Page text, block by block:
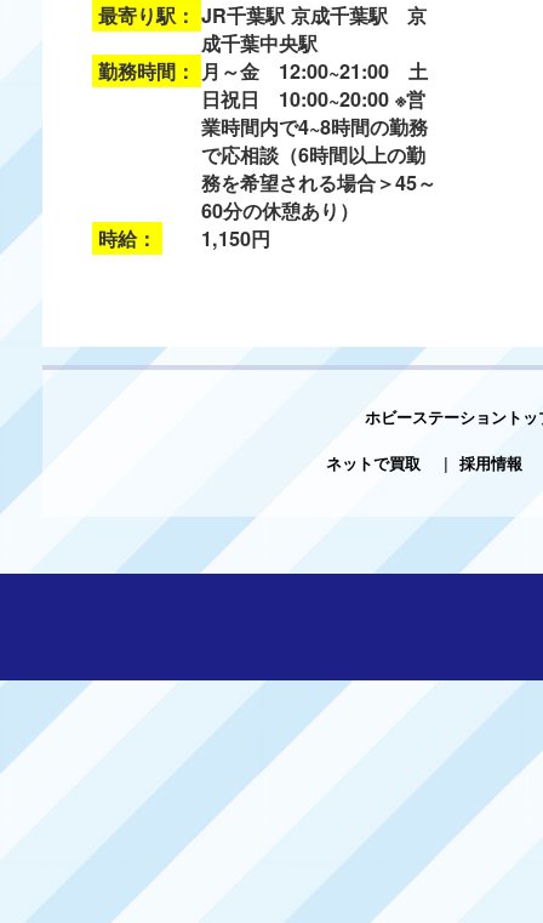
最寄り駅： JR千葉駅 京成千葉駅 京
成千葉中央駅
勤務時間： 月～金 12:00~21:00 土
日祝日 10:00~20:00 ※営
業時間内で4~8時間の勤務
で応相談（6時間以上の勤
務を希望される場合＞45～
60分の休憩あり）
時給：
1,150円
ホビーステーショントッ
ネットで買取
| 採用情報